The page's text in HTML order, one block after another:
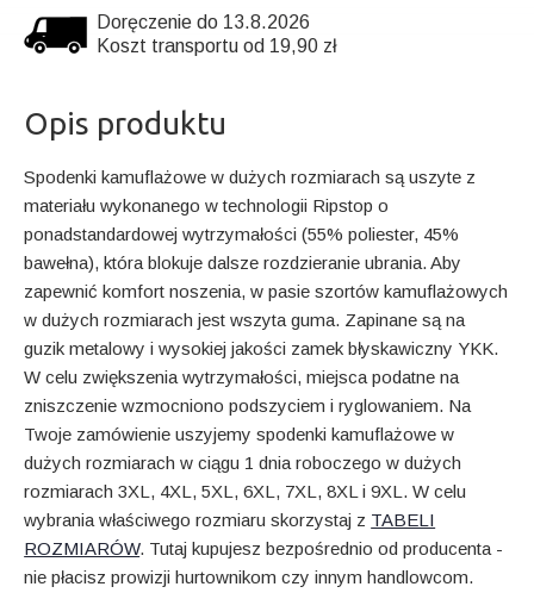
Doręczenie do 13.8.2026
Koszt transportu od 19,90 zł
Opis produktu
Spodenki kamuflażowe w dużych rozmiarach są uszyte z
materiału wykonanego w technologii Ripstop o
ponadstandardowej wytrzymałości (55% poliester, 45%
bawełna), która blokuje dalsze rozdzieranie ubrania. Aby
zapewnić komfort noszenia, w pasie szortów kamuflażowych
w dużych rozmiarach jest wszyta guma. Zapinane są na
guzik metalowy i wysokiej jakości zamek błyskawiczny YKK.
W celu zwiększenia wytrzymałości, miejsca podatne na
zniszczenie wzmocniono podszyciem i ryglowaniem. Na
Twoje zamówienie uszyjemy spodenki kamuflażowe w
dużych rozmiarach w ciągu 1 dnia roboczego w dużych
rozmiarach 3XL, 4XL, 5XL, 6XL, 7XL, 8XL i 9XL. W celu
wybrania właściwego rozmiaru skorzystaj z TABELI
ROZMIARÓW. Tutaj kupujesz bezpośrednio od producenta -
nie płacisz prowizji hurtownikom czy innym handlowcom.